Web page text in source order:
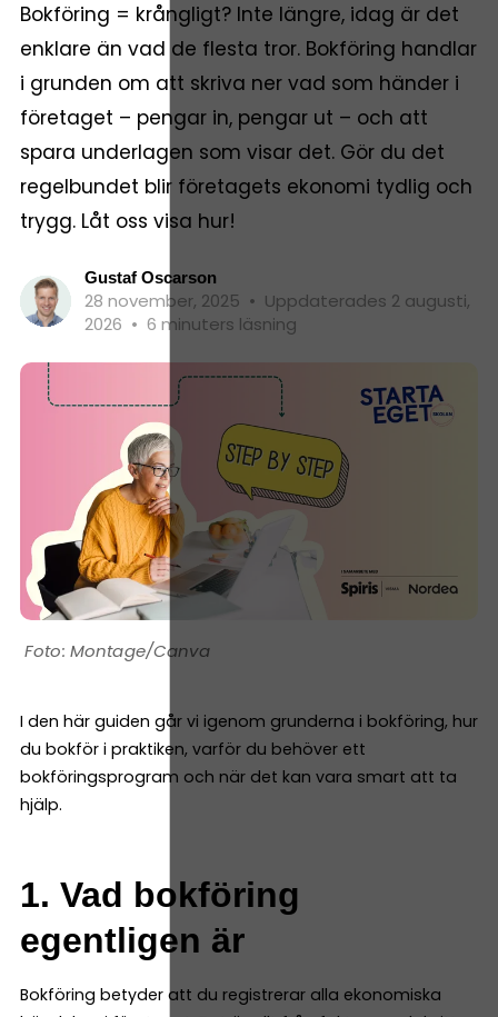
Bokföring = krångligt? Inte längre, idag är det
enklare än vad de flesta tror. Bokföring handlar
i grunden om att skriva ner vad som händer i
företaget – pengar in, pengar ut – och att
spara underlagen som visar det. Gör du det
regelbundet blir företagets ekonomi tydlig och
trygg. Låt oss visa hur!
Gustaf Oscarson
28 november, 2025 • Uppdaterades 2 augusti,
2026 • 6 minuters läsning
Montage/Canva
I den här guiden går vi igenom grunderna i bokföring, hur
du bokför i praktiken, varför du behöver ett
bokföringsprogram och när det kan vara smart att ta
hjälp.
1. Vad bokföring
egentligen är
Bokföring betyder att du registrerar alla ekonomiska